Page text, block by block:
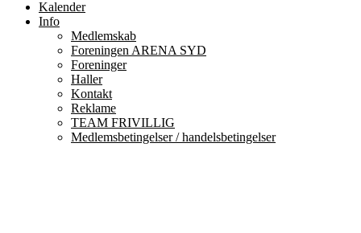
Kalender
Info
Medlemskab
Foreningen ARENA SYD
Foreninger
Haller
Kontakt
Reklame
TEAM FRIVILLIG
Medlemsbetingelser / handelsbetingelser